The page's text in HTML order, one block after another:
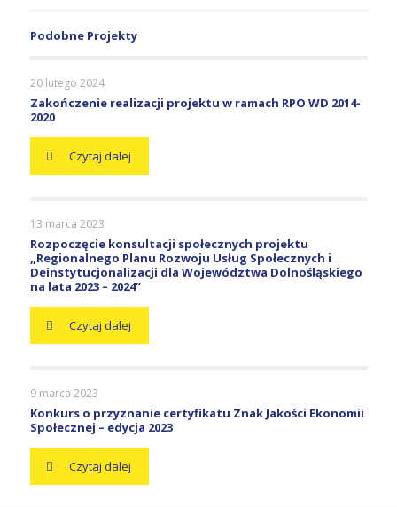
Podobne Projekty
20 lutego 2024
Zakończenie realizacji projektu w ramach RPO WD 2014-
2020
Czytaj dalej
13 marca 2023
Rozpoczęcie konsultacji społecznych projektu
„Regionalnego Planu Rozwoju Usług Społecznych i
Deinstytucjonalizacji dla Województwa Dolnośląskiego
na lata 2023 – 2024”
Czytaj dalej
9 marca 2023
Konkurs o przyznanie certyfikatu Znak Jakości Ekonomii
Społecznej – edycja 2023
Czytaj dalej